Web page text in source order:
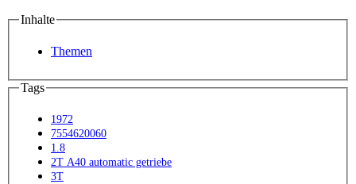
Inhalte
Themen
Tags
1972
7554620060
1.8
2T A40 automatic getriebe
3T